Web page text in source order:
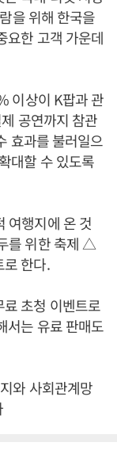
을 위해 한국을
요한 고객 가운데
이상이 K팝과 관
공연까지 참관
효과를 불러일으
대할 수 있도록
여행지에 온 것
를 위한 축제 △
로 한다.
초청 이벤트로
서는 유료 판매도
와 사회관계망